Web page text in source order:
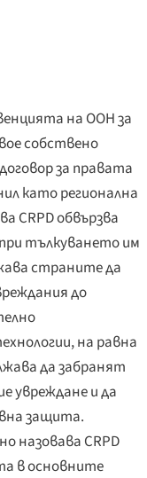
на ООН за
собствено
за правата
като регионална
CRPD обвързва
тълкуването им
страните да
до
на равна
да забранят
увреждане и да
защита.
назовава CRPD
в основните